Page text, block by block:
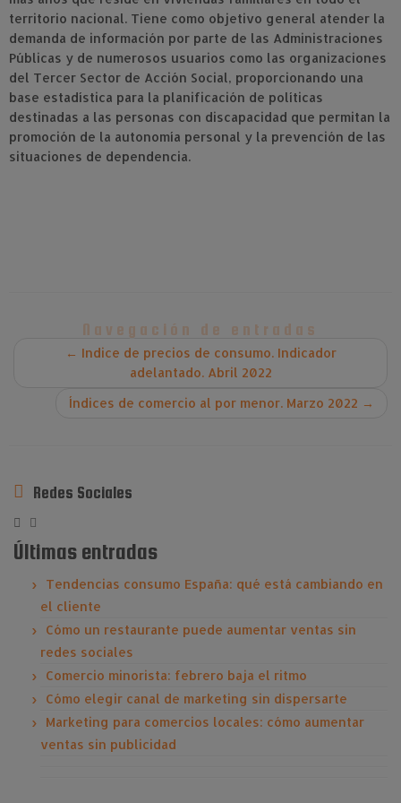
territorio nacional. Tiene como objetivo general atender la
demanda de información por parte de las Administraciones
Públicas y de numerosos usuarios como las organizaciones
del Tercer Sector de Acción Social, proporcionando una
base estadística para la planificación de políticas
destinadas a las personas con discapacidad que permitan la
promoción de la autonomía personal y la prevención de las
situaciones de dependencia.
Navegación de entradas
← Indice de precios de consumo. Indicador
adelantado. Abril 2022
Índices de comercio al por menor. Marzo 2022 →
Redes Sociales
Últimas entradas
Tendencias consumo España: qué está cambiando en
el cliente
Cómo un restaurante puede aumentar ventas sin
redes sociales
Comercio minorista: febrero baja el ritmo
Cómo elegir canal de marketing sin dispersarte
Marketing para comercios locales: cómo aumentar
ventas sin publicidad